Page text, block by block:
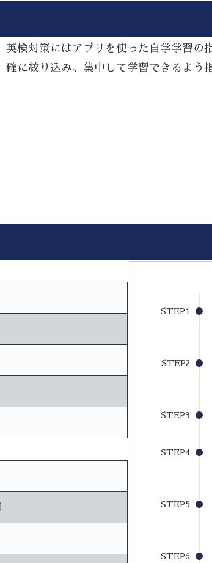
英検対策にはアプリを使った自学学習の
確に絞り込み、集中して学習できるよう
STEP1
STEP2
STEP3
STEP4
STEP5
STEP6